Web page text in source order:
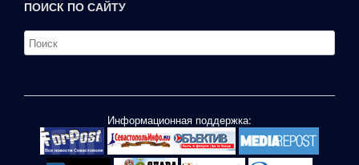
ПОИСК ПО САЙТУ
Информационная поддержка: